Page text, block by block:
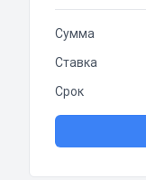
Сумма
Ставка
Срок